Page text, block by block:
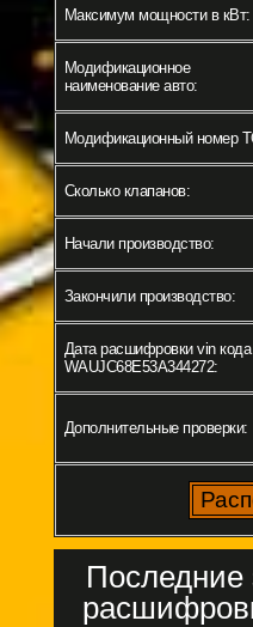
Максимум мощности в кВт:
Модификационное
наименование авто:
Модификационный номер
Сколько клапанов:
Начали производство:
Закончили производство:
Дата расшифровки vin кода
WAUJC68E53A344272:
Дополнительные проверки: